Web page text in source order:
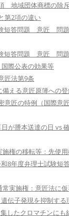
地域団体商標の除
第2項の違い
短答問題 意匠 問
短答問題 意匠 問
際公表の効果等
匠法第9条
える意匠原簿への
匠の特例（国際意
が謄本送達の日 vs
権の移転等：先使
8年度弁理士試験短
実施権：意匠法に
伝子発現を抑制する
したクロマチンにも